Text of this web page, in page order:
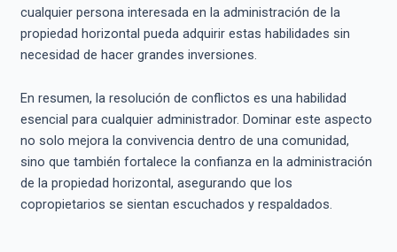
cualquier persona interesada en la administración de la
propiedad horizontal pueda adquirir estas habilidades sin
necesidad de hacer grandes inversiones.
En resumen, la resolución de conflictos es una habilidad
esencial para cualquier administrador. Dominar este aspecto
no solo mejora la convivencia dentro de una comunidad,
sino que también fortalece la confianza en la administración
de la propiedad horizontal, asegurando que los
copropietarios se sientan escuchados y respaldados.